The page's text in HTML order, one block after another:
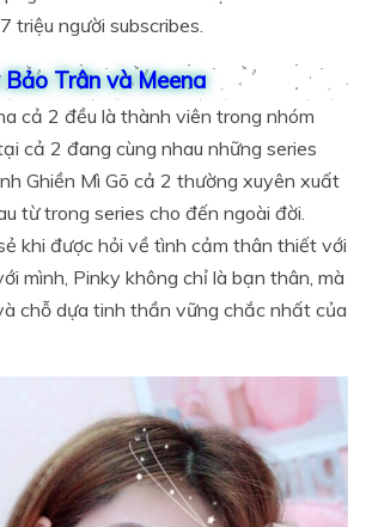
triệu người subscribes.
Bảo Trân và Meena
cả 2 đều là thành viên trong nhóm
cả 2 đang cùng nhau những series
Ghiền Mì Gõ cả 2 thường xuyên xuất
từ trong series cho đến ngoài đời.
khi được hỏi về tình cảm thân thiết với
mình, Pinky không chỉ là bạn thân, mà
chỗ dựa tinh thần vững chắc nhất của